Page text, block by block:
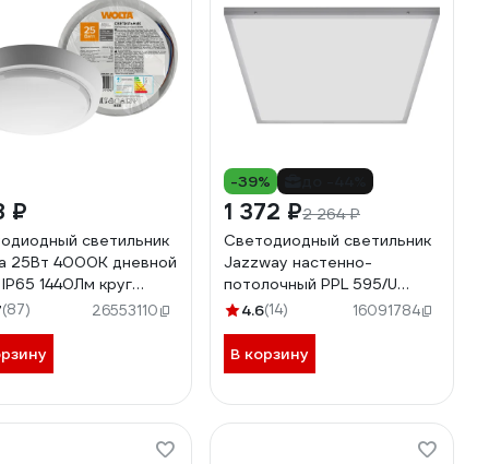
₽
светильник
25Вт 4000К дневной
1440Лм круг
25W-R01-4K
(87) 26553110
-39%
1 372 ₽2 264 ₽
Светодиодный светильник
Jazzway настенно-
потолочный PPL 595/U
OPAL 40Вт 4000K 3400лм
универсальная встроенный
драйвер 5018204
4.6(14) 16091784
В корзину